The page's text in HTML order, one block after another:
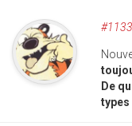
De
types